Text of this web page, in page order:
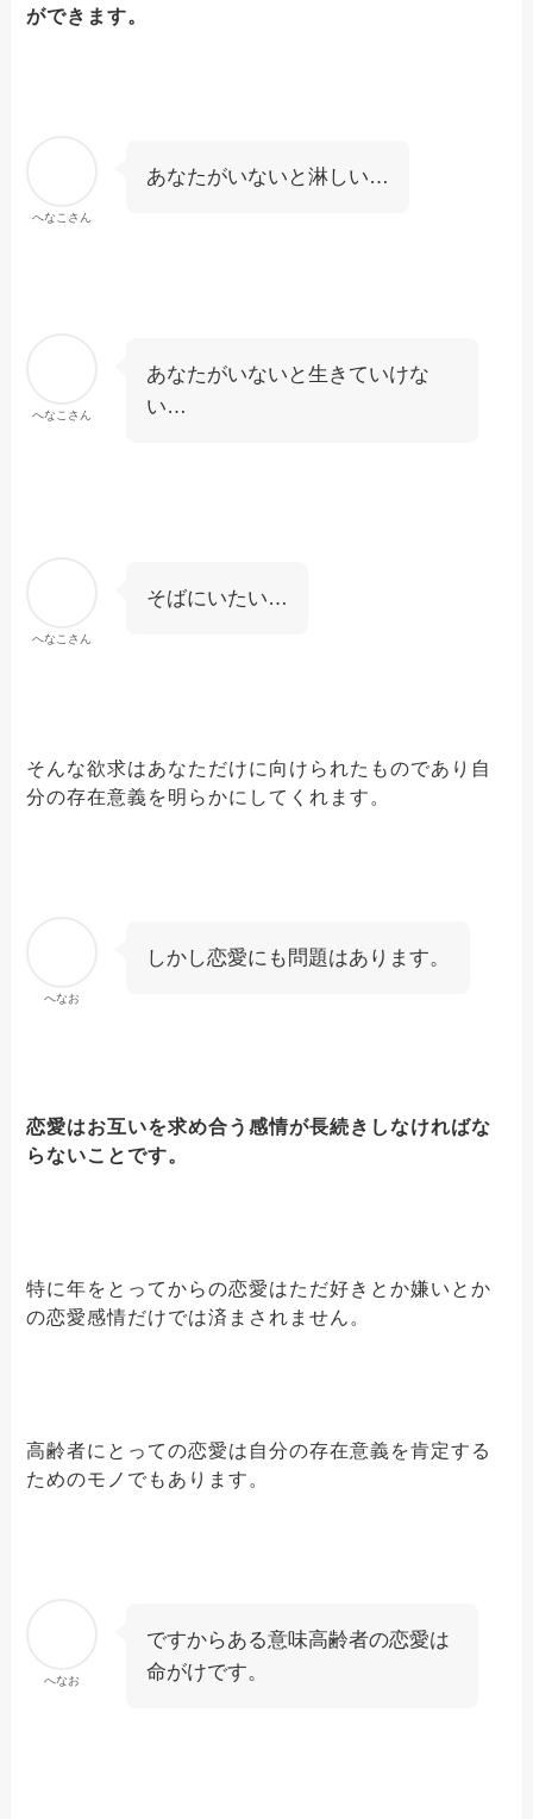
ができます。
へなこさん
あなたがいないと淋しい…
へなこさん
あなたがいないと生きていけな
い…
へなこさん
そばにいたい…
そんな欲求はあなただけに向けられたものであり自
分の存在意義を明らかにしてくれます。
へなお
しかし恋愛にも問題はあります。
恋愛はお互いを求め合う感情が長続きしなければな
らないことです。
特に年をとってからの恋愛はただ好きとか嫌いとか
の恋愛感情だけでは済まされません。
高齢者にとっての恋愛は自分の存在意義を肯定する
ためのモノでもあります。
へなお
ですからある意味高齢者の恋愛は
命がけです。